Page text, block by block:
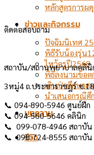
หลักสูตรการผ
ข่าวและกิจกรรม
ปัจฉิมนิเทศ
พิธีรับน้องรุ่น
ไหว้ครูปี2568
พิธีลงนามข้อต
เดินป่าศึกษาส
นำเสนอกรณีศึ
บทความ
รีวิว
ติดต่อสอบถาม
สถาบัน/สถานพยาบาลคลิ
3หมู่4 ถ.ประชาราชฎร์ ซ
📞 094-890-5946 ศูนย์ฝึก
📞 094-560-5646 คลินิก
📞 099-078-4946 สถาบัน
📞 098-724-8555 สถาบัน